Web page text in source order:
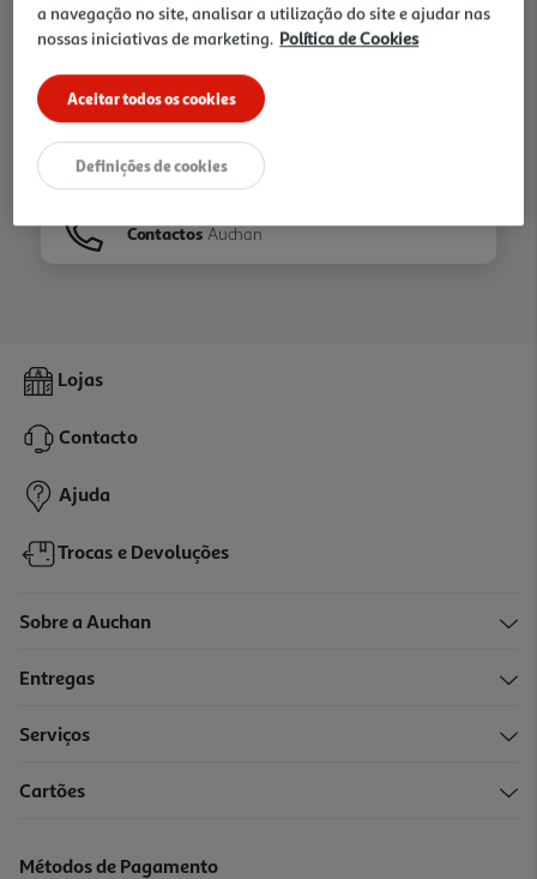
Ir para Homepage
Folhetos
Contactos Auchan
Lojas
Contacto
Ajuda
Trocas e Devoluções
Sobre a Auchan
Entregas
Serviços
Cartões
Métodos de Pagamento
a navegação no site, analisar a utilização do site e ajudar nas
nossas iniciativas de marketing. Política de Cookies
Aceitar todos os cookies
Definições de cookies